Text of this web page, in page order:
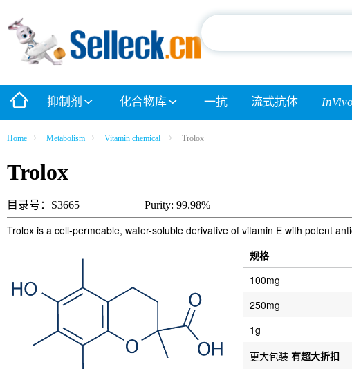
抑制剂 化合物库 一抗 流式抗体 InVivo
Home Metabolism Vitamin chemical Trolox
Trolox
目录号：S3665 Purity: 99.98%
Trolox is a cell-permeable, water-soluble derivative of vitamin E with potent
规格
100mg
250mg
1g
更大包装 有超大折扣